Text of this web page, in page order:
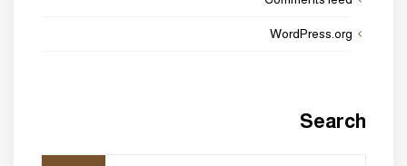
WordPress.org
Search